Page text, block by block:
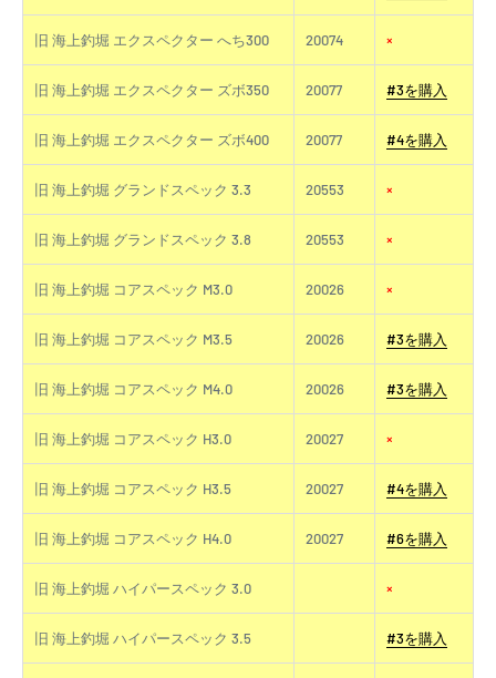
旧 海上釣堀 エクスペクター へち300 20074 ×
旧 海上釣堀 エクスペクター ズボ350 20077 #3を購入
旧 海上釣堀 エクスペクター ズボ400 20077 #4を購入
旧 海上釣堀 グランドスペック 3.3 20553 ×
旧 海上釣堀 グランドスペック 3.8 20553 ×
旧 海上釣堀 コアスペック M3.0 20026 ×
旧 海上釣堀 コアスペック M3.5 20026 #3を購入
旧 海上釣堀 コアスペック M4.0 20026 #3を購入
旧 海上釣堀 コアスペック H3.0 20027 ×
旧 海上釣堀 コアスペック H3.5 20027 #4を購入
旧 海上釣堀 コアスペック H4.0 20027 #6を購入
旧 海上釣堀 ハイパースペック 3.0 ×
旧 海上釣堀 ハイパースペック 3.5 #3を購入